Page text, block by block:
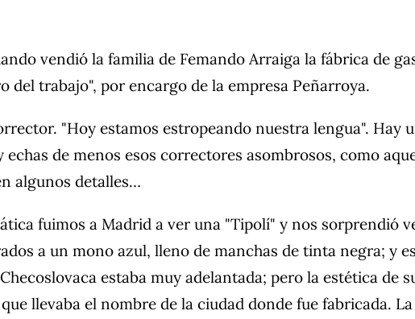
vendió la familia de Femando Arraiga la fábrica de
del trabajo", por encargo de la empresa Peñarroya.
"Hoy estamos estropeando nuestra lengua". Hay
de menos esos correctores asombrosos, como
algunos detalles…
fuimos a Madrid a ver una "Tipolí" y nos sorprendió
a un mono azul, lleno de manchas de tinta negra; y
estaba muy adelantada; pero la estética de
llevaba el nombre de la ciudad donde fue fabricada.